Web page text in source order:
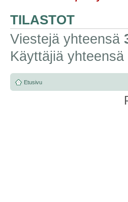
TILASTOT
Viestejä yhteensä
Käyttäjiä yhteensä
Etusivu